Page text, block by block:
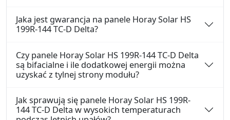
Jaka jest gwarancja na panele Horay Solar HS
199R-144 TC-D Delta?
Czy panele Horay Solar HS 199R-144 TC-D Delta
są bifacialne i ile dodatkowej energii można
uzyskać z tylnej strony modułu?
Jak sprawują się panele Horay Solar HS 199R-
144 TC-D Delta w wysokich temperaturach